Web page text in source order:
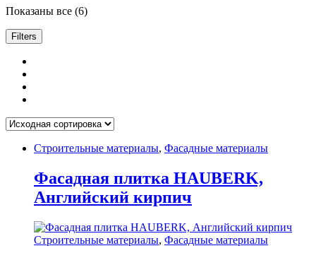
Показаны все (6)
Filters
Строительные материалы, Фасадные материалы
Фасадная плитка HAUBERK,
Английский кирпич
Строительные материалы, Фасадные материалы